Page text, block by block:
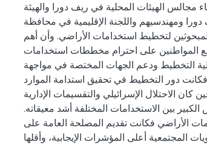
من أعضاء مجالس الهيئات المحلية في ريف دورا والهيئة
ومهندسيهم واللجنة الإقليمية في محافظة
لتخطيط استخدامات الأراضي. وأن أهم
المواطنين على احترام مخططات استخدامات
التخطيط ودعم الجهات المختصة في مواجهة
فكانت دور التخطيط في تحقيق استدامة الموارد
كان الاحتلال الإسرائيلي والتقسيمات الإدارية
بين الاستخدامات المختلفة أشد معيقاته.
الأراضي فكانت تقديم المصلحة العامة على
المجتمعية أعلى المؤشرات الإيجابية، وأقلها